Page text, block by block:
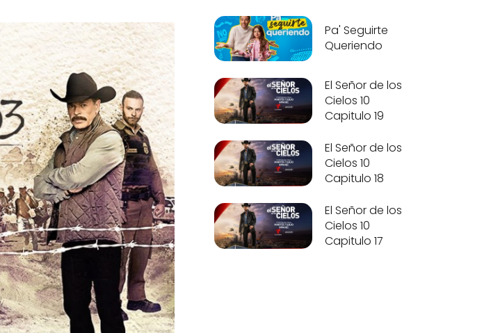
Pa' Seguirte
Queriendo
El Señor de los
Cielos 10
Capitulo 19
El Señor de los
Cielos 10
Capitulo 18
El Señor de los
Cielos 10
Capitulo 17